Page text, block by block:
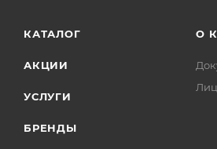
КАТАЛОГ
АКЦИИ
УСЛУГИ
БРЕНДЫ
О